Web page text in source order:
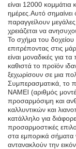
είναι 12000 κομμάτια
ημέρες.Αυτό
παραγγείλουν
χρειάζεται να
Το σχήμα του
επιτρέποντας στις
είναι μοναδικές για
καθιστά το προϊόν
ξεχωρίσουν σε μια
Συμπερασματικά, το
NAMEI (αριθμός
προσαρμόσιμη και
καλλυντικών και
κατάλληλο για
προσαρμοστικές
στα εμπορικά σήματα
αντανακλούν την